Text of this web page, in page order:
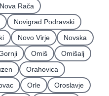
Nova Rača
Novigrad Podravski
Novo Virje
Novska
Omiš
Omišalj
Orahovica
Orle
Oroslavje